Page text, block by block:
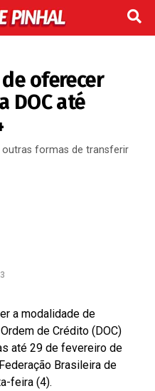
oferecer
DOC até
formas de transferir
a modalidade de
de Crédito (DOC)
até 29 de fevereiro de
Brasileira de
feira (4).